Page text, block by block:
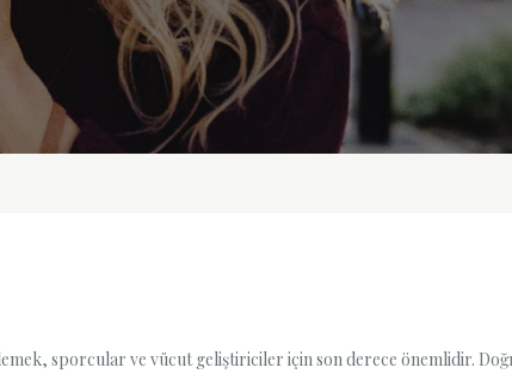
sporcular ve vücut geliştiriciler için son derece önemlidir.